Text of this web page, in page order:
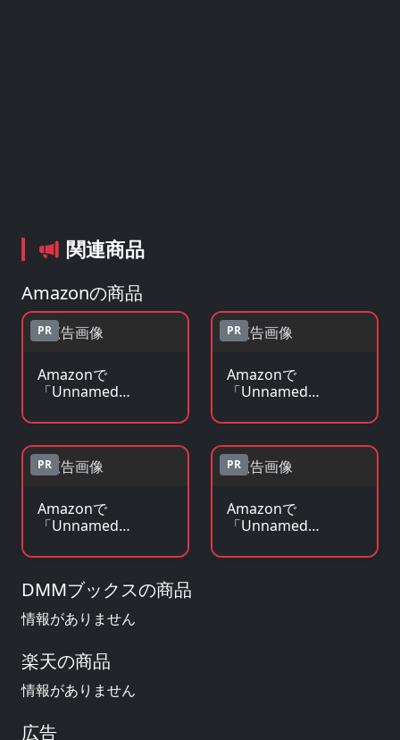
関連商品
Amazonの商品
PR
Amazonで
「Unnamed
Blu-ray・DVDを見る
PR
Amazonで
「Unnamed
作コミックを見る
PR
Amazonで
「Unnamed
作小説・ラノベを見
PR
Amazonで
「Unnamed
ッズ・フィギュアを
DMMブックスの商品
情報がありません
楽天の商品
情報がありません
広告